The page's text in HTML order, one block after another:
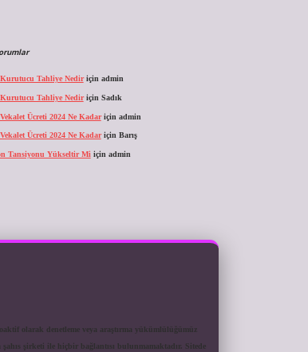
Tahliye Nediriçin admin
Tahliye Nediriçin Sadık
Ücreti 2024 Ne Kadariçin admin
Ücreti 2024 Ne Kadariçin Barış
Tansiyonu Yükseltir Mi için admin
olarak denetleme veya araştırma yükümlülüğümüz
şirketi ile hiçbir bağlantısı bulunmamaktadır. Sitede